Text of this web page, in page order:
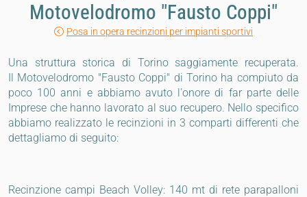
Motovelodromo "Fausto Coppi"
Posa in opera recinzioni per impianti sportivi
Una struttura storica di Torino saggiamente recuperata.
Il Motovelodromo "Fausto Coppi" di Torino ha compiuto da
poco 100 anni e abbiamo avuto l'onore di far parte delle
Imprese che hanno lavorato al suo recupero. Nello specifico
abbiamo realizzato le recinzioni in 3 comparti differenti che
dettagliamo di seguito:
Recinzione campi Beach Volley: 140 mt di rete parapalloni